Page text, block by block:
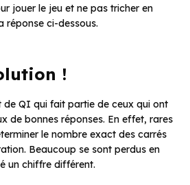
jouer le jeu et ne pas tricher en
réponse ci-dessous.
!
de QI qui fait partie de ceux qui ont
de bonnes réponses. En effet, rares
le nombre exact des carrés
Beaucoup se sont perdus en
un chiffre différent.